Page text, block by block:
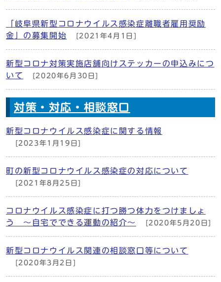
「岐阜県新型コロナウイルス感染症離職者雇用奨励
金」の募集開始
[2021年4月1日]
新型コロナ対策実施店舗向けステッカーの申込みにつ
いて
[2020年6月30日]
対策・対応・相談窓口
新型コロナウイルス感染症に関する情報
[2023年1月19日]
町の新型コロナウイルス感染症の対応について
[2021年8月25日]
コロナウイルス感染症に打つ勝つ体力をつけましょ
う ～自宅でできる運動の紹介～
[2020年5月20日]
新型コロナウイルス関連の相談窓口等について
[2020年3月2日]